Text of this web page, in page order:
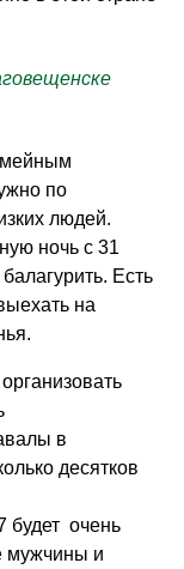
по
людей.
ночь с 31
Есть
на
в
десятков
будет очень
мужчины и